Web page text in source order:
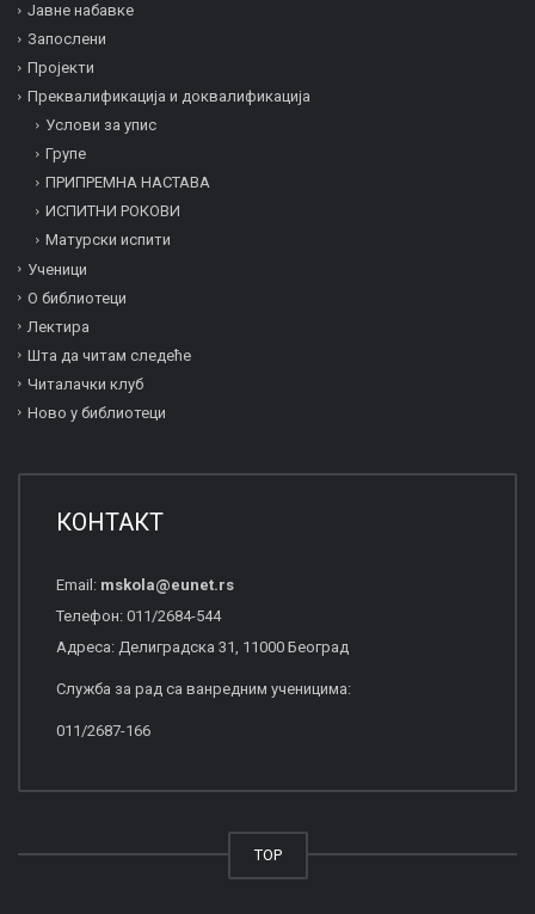
Јавне набавке
Запослени
Пројекти
Преквалификација и дoквалификација
Услови за упис
Групе
ПРИПРЕМНА НАСТАВА
ИСПИТНИ РОКОВИ
Матурски испити
Ученици
О библиотеци
Лектира
Шта да читам следеће
Читалачки клуб
Ново у библиотеци
КОНТАКТ
Email: mskola@eunet.rs
Телефон: 011/2684-544
Адреса: Делиградска 31, 11000 Београд
Служба за рад са ванредним ученицима:
011/2687-166
TOP